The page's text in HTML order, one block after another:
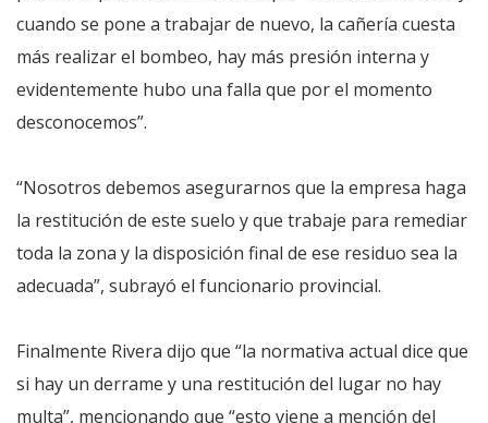
cuando se pone a trabajar de nuevo, la cañería cuesta
más realizar el bombeo, hay más presión interna y
evidentemente hubo una falla que por el momento
desconocemos”.
“Nosotros debemos asegurarnos que la empresa haga
la restitución de este suelo y que trabaje para remediar
toda la zona y la disposición final de ese residuo sea la
adecuada”, subrayó el funcionario provincial.
Finalmente Rivera dijo que “la normativa actual dice que
si hay un derrame y una restitución del lugar no hay
multa”, mencionando que “esto viene a mención del